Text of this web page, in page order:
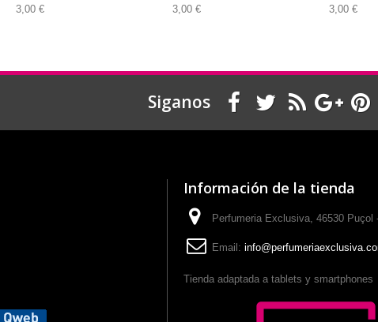
3,00 € 3,00 € 3,00 €
Siganos
Información de la tienda
Perfumeria Exclusiva, 46530 Puçol
Email:
Tienda adaptada a tablets y smartphones